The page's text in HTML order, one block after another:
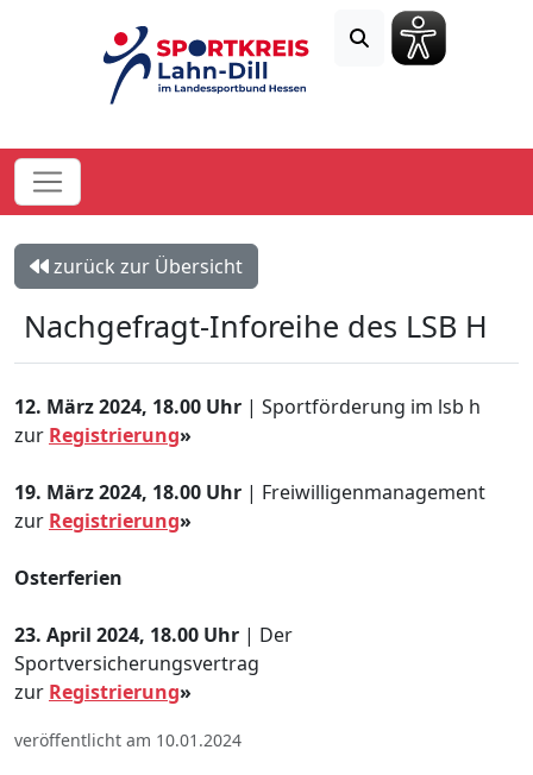
zurück zur Übersicht
Nachgefragt-Inforeihe des LSB H
12. März 2024, 18.00 Uhr | Sportförderung im lsb h
zur Registrierung»
19. März 2024, 18.00 Uhr | Freiwilligenmanagement
zur Registrierung»
Osterferien
23. April 2024, 18.00 Uhr | Der
Sportversicherungsvertrag
zur Registrierung»
veröffentlicht am 10.01.2024